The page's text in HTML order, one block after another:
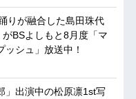
りが融合した島田珠代
BSよしもと8月度「マ
ッシュ」放送中！
」出演中の松原凛1st写